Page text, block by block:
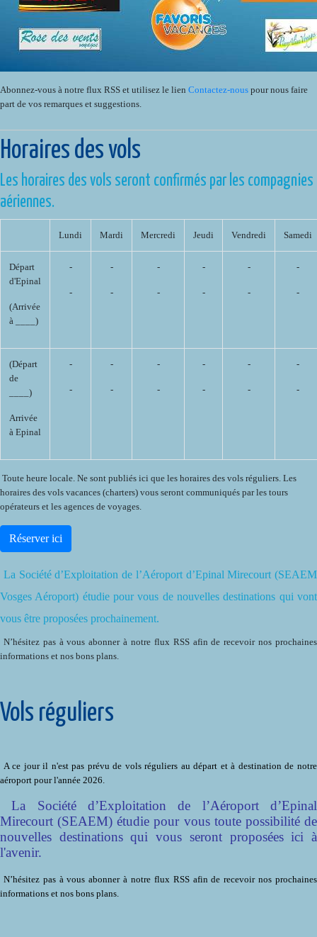
Abonnez-vous à notre flux RSS et utilisez le lien Contactez-nous pour nous faire
part de vos remarques et suggestions.
Horaires des vols
Les horaires des vols seront confirmés par les compagnies
aériennes.
Lundi Mardi Mercredi Jeudi Vendredi Samedi
Départ
d'Epinal
(Arrivée
à ____)
-
-
-
-
-
-
-
-
-
-
-
-
(Départ
de
____)
Arrivée
à Epinal
-
-
-
-
-
-
-
-
-
-
-
-
Toute heure locale. Ne sont publiés ici que les horaires des vols réguliers. Les
horaires des vols vacances (charters) vous seront communiqués par les tours
opérateurs et les agences de voyages.
Réserver ici
La Société d’Exploitation de l’Aéroport d’Epinal Mirecourt (SEAEM
Vosges Aéroport) étudie pour vous de nouvelles destinations qui vont
vous être proposées prochainement.
N’hésitez pas à vous abonner à notre flux RSS afin de recevoir nos prochaines
informations et nos bons plans.
Vols réguliers
A ce jour il n'est pas prévu de vols réguliers au départ et à destination de notre
aéroport pour l'année 2026.
La Société d’Exploitation de l’Aéroport d’Epinal
Mirecourt (SEAEM) étudie pour vous toute possibilité de
nouvelles destinations qui vous seront proposées ici à
l'avenir.
N’hésitez pas à vous abonner à notre flux RSS afin de recevoir nos prochaines
informations et nos bons plans.